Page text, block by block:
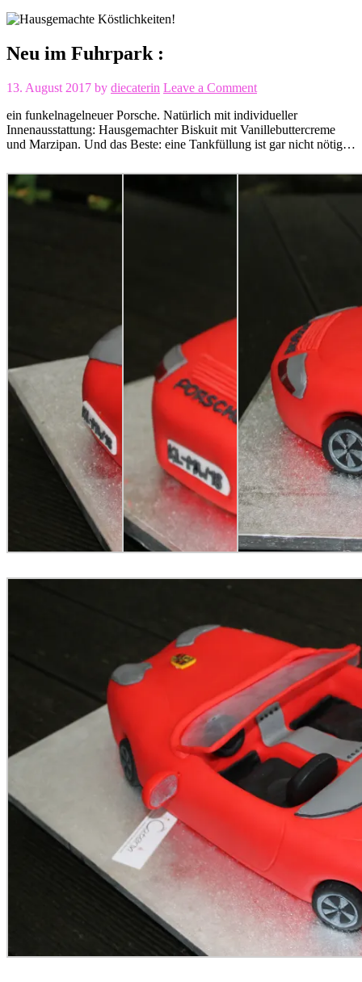
Neu im Fuhrpark :
13. August 2017 by diecaterin Leave a Comment
ein funkelnagelneuer Porsche. Natürlich mit individueller
Innenausstattung: Hausgemachter Biskuit mit Vanillebuttercreme
und Marzipan. Und das Beste: eine Tankfüllung ist gar nicht nötig…